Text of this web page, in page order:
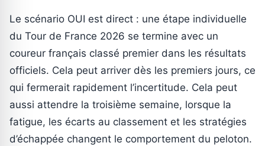
Le scénario OUI est direct : une étape individuelle
du Tour de France 2026 se termine avec un
coureur français classé premier dans les résultats
officiels. Cela peut arriver dès les premiers jours, ce
qui fermerait rapidement l’incertitude. Cela peut
aussi attendre la troisième semaine, lorsque la
fatigue, les écarts au classement et les stratégies
d’échappée changent le comportement du peloton.